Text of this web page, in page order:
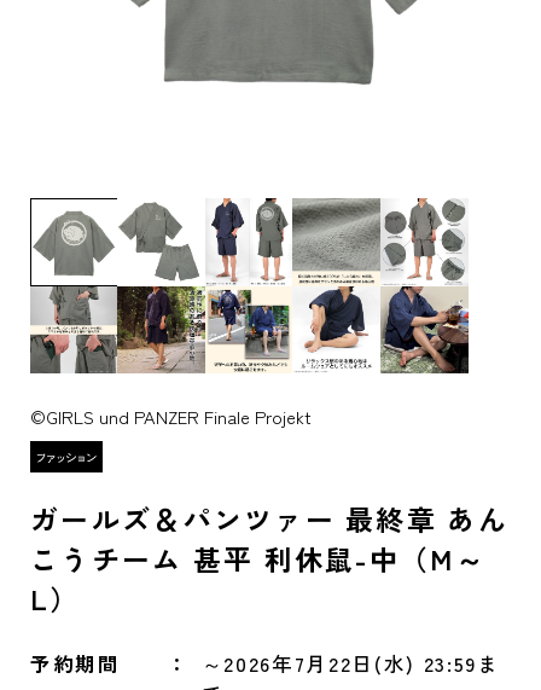
©GIRLS und PANZER Finale Projekt
ガールズ＆パンツァー 最終章 あん
こうチーム 甚平 利休鼠-中（M～
L）
予約期間
～2026年7月22日(水) 23:59ま